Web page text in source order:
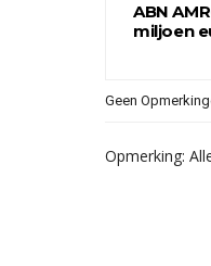
ABN
miljoen
Geen
Opmerking: